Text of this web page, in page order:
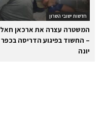
חדשות ישובי השרון
המשטרה עצרה את ארכאן
– החשוד בפיגוע הדריסה בכפר
יונה